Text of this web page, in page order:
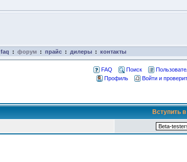
faq : форум : прайс : дилеры : контакты
FAQ Поиск
Профиль
Войти и
Вступить